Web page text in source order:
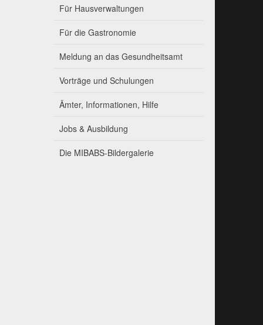
Für Hausverwaltungen
Für die Gastronomie
Meldung an das Gesundheitsamt
Vorträge und Schulungen
Ämter, Informationen, Hilfe
Jobs & Ausbildung
Die MIBABS-Bildergalerie